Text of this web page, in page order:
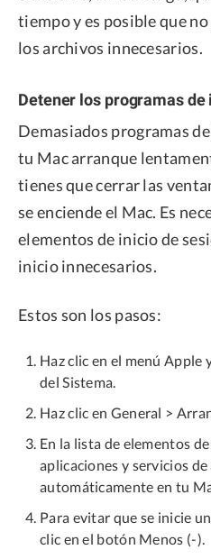
tiempo y es posible que
los archivos innecesarios.
Detener los programas
Demasiados programas
tu Mac arranque
tienes que cerrar las
se enciende el Mac. Es
elementos de inicio de
inicio innecesarios.
Estos son los pasos:
Haz clic en el menú Apple
del Sistema.
Haz clic en General >
En la lista de elementos
aplicaciones y servicios
automáticamente en tu
Para evitar que se inicie
clic en el botón Menos (-).